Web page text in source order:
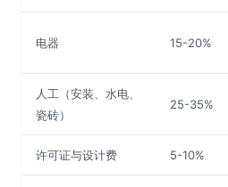
电器 15-20%
人工（安装、水电、
瓷砖）
25-35%
许可证与设计费 5-10%